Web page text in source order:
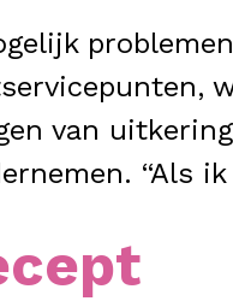
van
“Als